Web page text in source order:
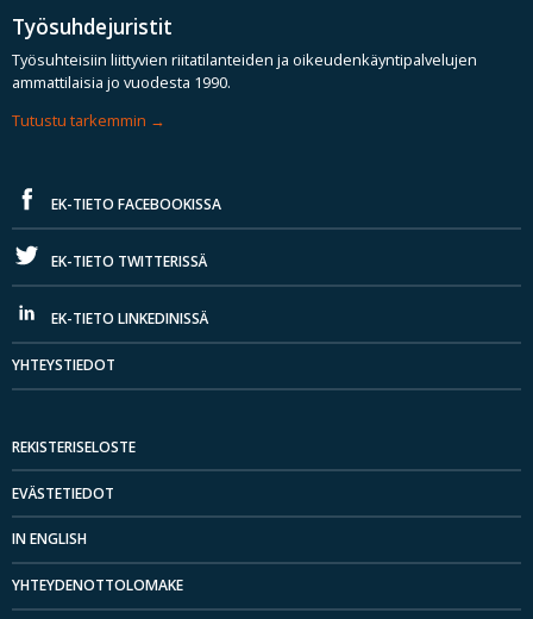
Työsuhdejuristit
Työsuhteisiin liittyvien riitatilanteiden ja oikeudenkäyntipalvelujen
ammattilaisia jo vuodesta 1990.
Tutustu tarkemmin
EK-TIETO FACEBOOKISSA
EK-TIETO TWITTERISSÄ
EK-TIETO LINKEDINISSÄ
YHTEYSTIEDOT
REKISTERISELOSTE
EVÄSTETIEDOT
IN ENGLISH
YHTEYDENOTTOLOMAKE